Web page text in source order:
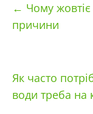
← Чому жовтіє
причини
Як часто
води треба на